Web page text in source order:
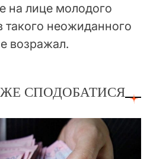
на лице молодого
такого неожиданного
возражал.
СПОДОБАТИСЯ